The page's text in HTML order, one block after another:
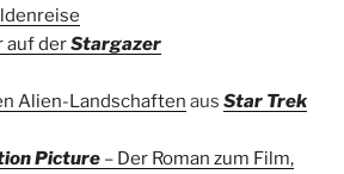
auf derStargazer
Alien-Landschaften aus Star Trek
Picture – Der Roman zum Film,